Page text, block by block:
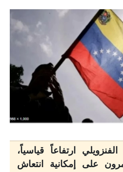
ارتفاعاً قياسياً،
على إمكانية انتعاش